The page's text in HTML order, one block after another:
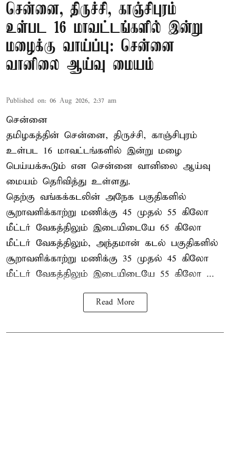
சென்னை, திருச்சி, காஞ்சிபுரம்
உள்பட 16 மாவட்டங்களில் இன்று
மழைக்கு வாய்ப்பு: சென்னை
வானிலை ஆய்வு மையம்
Published on: 06 Aug 2026, 2:37 am
சென்னை
தமிழகத்தின் சென்னை, திருச்சி, காஞ்சிபுரம்
உள்பட 16 மாவட்டங்களில் இன்று மழை
பெய்யக்கூடும் என சென்னை வானிலை ஆய்வு
மையம் தெரிவித்து உள்ளது.
தெற்கு வங்கக்கடலின் அநேக பகுதிகளில்
சூறாவளிக்காற்று மணிக்கு 45 முதல் 55 கிலோ
மீட்டர் வேகத்திலும் இடையிடையே 65 கிலோ
மீட்டர் வேகத்திலும், அந்தமான் கடல் பகுதிகளில்
சூறாவளிக்காற்று மணிக்கு 35 முதல் 45 கிலோ
மீட்டர் வேகத்திலும் இடையிடையே 55 கிலோ ...
Read More